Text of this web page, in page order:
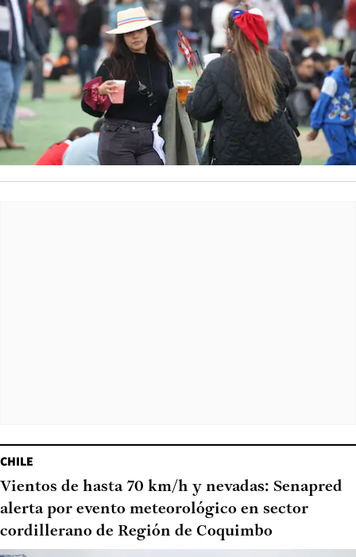
CHILE
Vientos de hasta 70 km/h y nevadas: Senapred
alerta por evento meteorológico en sector
cordillerano de Región de Coquimbo